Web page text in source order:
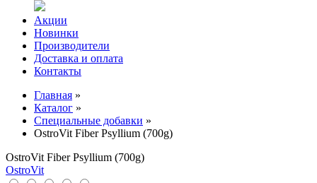
Акции
Новинки
Производители
Доставка и оплата
Контакты
Главная »
Каталог »
Специальные добавки »
OstroVit Fiber Psyllium (700g)
OstroVit Fiber Psyllium (700g)
OstroVit